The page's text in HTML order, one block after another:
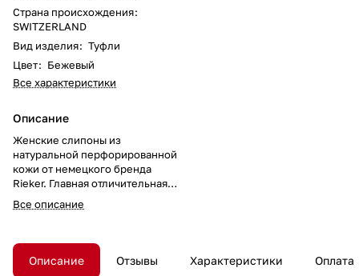
Страна происхождения:
SWITZERLAND
Вид изделия: Туфли
Цвет: Бежевый
Все характеристики
Описание
Женские слипоны из
натуральной перфорированной
кожи от немецкого бренда
Rieker. Главная отличительная
черта обуви этого бренда -
непревзойденное удобство и
обеспечивает естественную
вентиляцию в летний период.
Мягкая стелька поддерживает и
Все описание
Описание Отзывы Характеристики Оплата